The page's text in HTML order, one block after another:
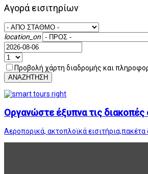
Αγορά εισιτηρίων
location_on
Προβολή χάρτη διαδρομής και
ΑΝΑΖΗΤΗΣΗ
Οργανώστε έξυπνα τις διακοπές
Αεροπορικά, ακτοπλοϊκά